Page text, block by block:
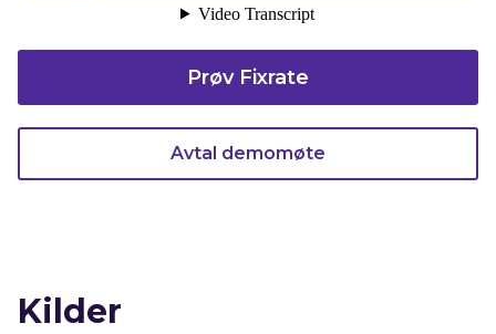
Prøv Fixrate
Avtal demomøte
Kilder